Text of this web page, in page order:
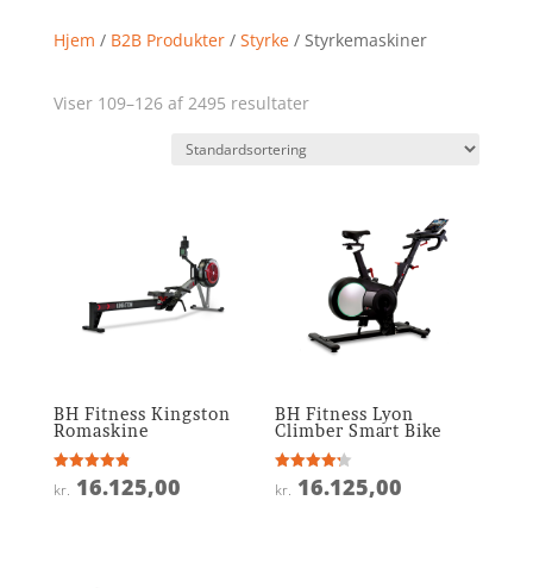
Hjem / B2B Produkter/ Styrke/ Styrkemaskiner
Viser 109–126 af 2495 resultater
BH Fitness Kingston
Romaskine
Vurderet
4.9
kr. 16.125,00
BH Fitness Lyon
Climber Smart Bike
Vurderet
4.2
kr. 16.125,00